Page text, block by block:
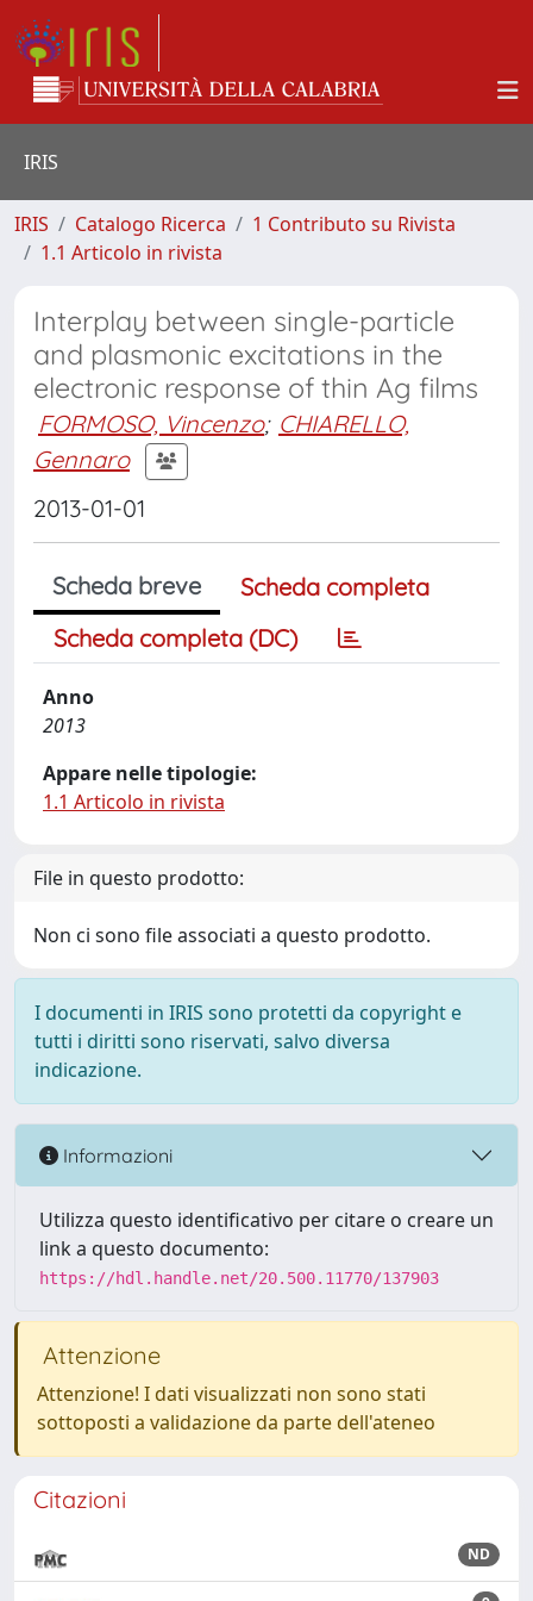
IRIS
IRIS Catalogo Ricerca
1 Contributo su Rivista
1.1 Articolo in rivista
Interplay between single-particle
and plasmonic excitations in the
electronic response of thin Ag films
FORMOSO, Vincenzo; CHIARELLO,
Gennaro
2013-01-01
Scheda breve
Scheda completa
Scheda completa (DC)
Anno
2013
Appare nelle tipologie:
1.1 Articolo in rivista
File in questo prodotto:
Non ci sono file associati a questo prodotto.
I documenti in IRIS sono protetti da copyright e
tutti i diritti sono riservati, salvo diversa
indicazione.
Informazioni
Utilizza questo identificativo per citare o creare un
link a questo documento:
https://hdl.handle.net/20.500.11770/137903
Attenzione
Attenzione! I dati visualizzati non sono stati
sottoposti a validazione da parte dell'ateneo
Citazioni
ND